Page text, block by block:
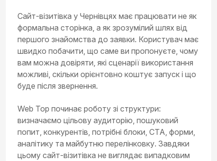
Сайт-візитівка у Чернівцях має працювати не як
формальна сторінка, а як зрозумілий шлях від
першого знайомства до заявки. Користувач має
швидко побачити, що саме ви пропонуєте, чому
вам можна довіряти, які сценарії використання
можливі, скільки орієнтовно коштує запуск і що
буде після звернення.
Web Top починає роботу зі структури:
визначаємо цільову аудиторію, пошуковий
попит, конкурентів, потрібні блоки, CTA, форми,
аналітику та майбутню перелінковку. Завдяки
цьому сайт-візитівка не виглядає випадковим